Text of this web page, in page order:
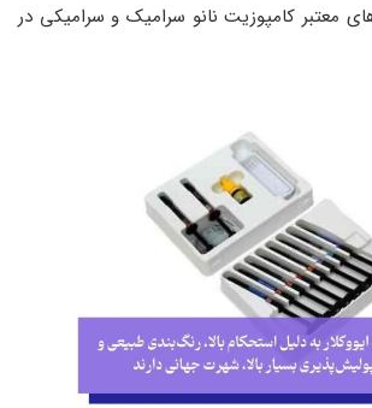
معتبر کامپوزیت نانو سرامیک و سرامیکی در